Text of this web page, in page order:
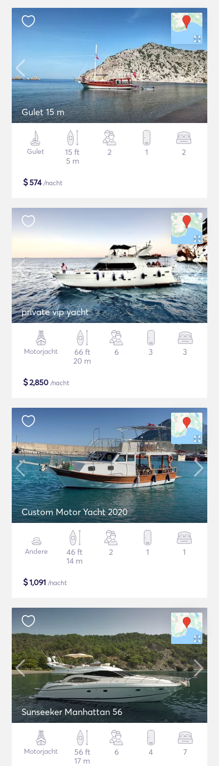
Gulet 15 m
Gulet
15 ft
5 m
2 1 2
$574/nacht
private vip yacht
Motorjacht
66 ft
20 m
6 3 3
$2,850 /nacht
Custom Motor Yacht 2020
Andere
46 ft
14 m
2 1 1
$1,091 /nacht
Sunseeker Manhattan 56
Motorjacht
56 ft
17 m
6 4 7